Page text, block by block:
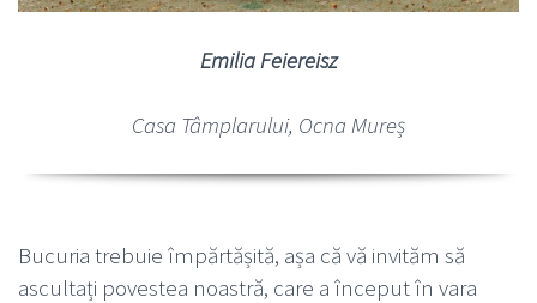
Emilia Feiereisz
Casa Tâmplarului, Ocna Mureș
Bucuria trebuie împărtășită, așa că vă invităm să
ascultați povestea noastră, care a început în vara